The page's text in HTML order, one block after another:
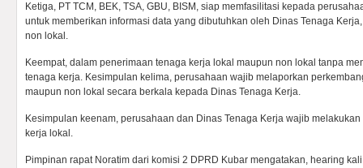
Ketiga, PT TCM, BEK, TSA, GBU, BISM, siap memfasilitasi kepada
untuk memberikan informasi data yang dibutuhkan oleh Dinas Tenaga
non lokal.
Keempat, dalam penerimaan tenaga kerja lokal maupun non lokal tanpa
tenaga kerja. Kesimpulan kelima, perusahaan wajib melaporkan
maupun non lokal secara berkala kepada Dinas Tenaga Kerja.
Kesimpulan keenam, perusahaan dan Dinas Tenaga Kerja wajib
kerja lokal.
Pimpinan rapat Noratim dari komisi 2 DPRD Kubar mengatakan, hearing